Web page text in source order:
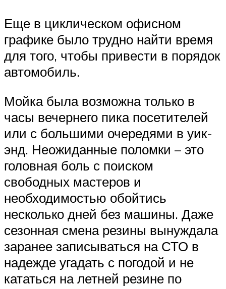
Еще в циклическом офисном
графике было трудно найти время
для того, чтобы привести в порядок
автомобиль.
Мойка была возможна только в
часы вечернего пика посетителей
или с большими очередями в уик-
энд. Неожиданные поломки – это
головная боль с поиском
свободных мастеров и
необходимостью обойтись
несколько дней без машины. Даже
сезонная смена резины вынуждала
заранее записываться на СТО в
надежде угадать с погодой и не
кататься на летней резине по